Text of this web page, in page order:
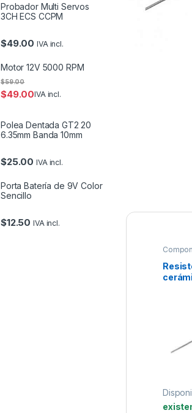
Probador Multi Servos
3CH ECS CCPM
$49.00 IVA incl.
Motor 12V 5000 RPM
$49.00
$59.00
IVA incl.
Polea Dentada GT2 20
6.35mm Banda 10mm
$25.00 IVA incl.
Porta Batería de 9V Color
Sencillo
$12.50 IVA incl.